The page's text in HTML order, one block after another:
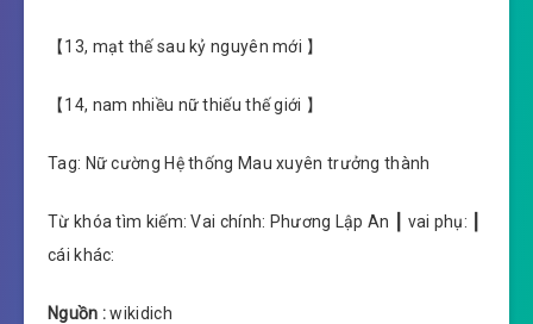
【13, mạt thế sau kỷ nguyên mới 】
【14, nam nhiều nữ thiếu thế giới 】
Tag: Nữ cường Hệ thống Mau xuyên trưởng thành
Từ khóa tìm kiếm: Vai chính: Phương Lập An ┃ vai phụ: ┃
cái khác:
Nguồn :wikidich